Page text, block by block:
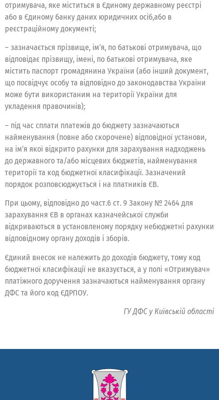
отримувача, яке міститься в Єдиному державному реєстрі
або в Єдиному банку даних юридичних осіб,або в
реєстраційному документі;
– зазначається прізвище, ім’я, по батькові отримувача, що
відповідає прізвищу, імені, по батькові отримувача, яке
містить паспорт громадянина України (або інший документ,
що посвідчує особу та відповідно до законодавства України
може бути використаним на території України для
укладення правочинів);
– під час сплати платежів до бюджету зазначаються
найменування (повне або скорочене) відповідної установи,
на ім’я якої відкрито рахунки для зарахування надходжень
до державного та/або місцевих бюджетів, найменування
території та код бюджетної класифікації. Зазначений
порядок розповсюджується і на платників ЄВ.
При цьому, відповідно до част.6 ст. 9 Закону № 2464 для
зарахування ЄВ в органах казначейської служби
відкриваються в установленому порядку небюджетні рахунки
відповідному органу доходів і зборів.
Єдиний внесок не належить до доходів бюджету, тому код
бюджетної класифікації не вказується, а у полі «Отримувач»
платіжного доручення зазначаються найменування органу
ДФС та його код ЄДРПОУ.
ГУ ДФС у Київській області